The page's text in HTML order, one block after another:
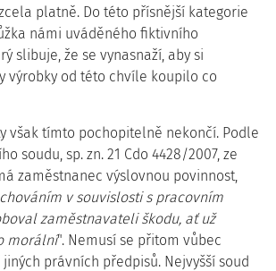
platně. Do této přísnější kategorie
námi uváděného fiktivního
slibuje, že se vynasnaží, aby si
výrobky od této chvíle koupilo co
však tímto pochopitelně nekončí. Podle
soudu, sp. zn. 21 Cdo 4428/2007, ze
zaměstnanec výslovnou povinnost,
v souvislosti s pracovním
zaměstnavateli škodu, ať už
morální". Nemusí se přitom vůbec
právních předpisů. Nejvyšší soud